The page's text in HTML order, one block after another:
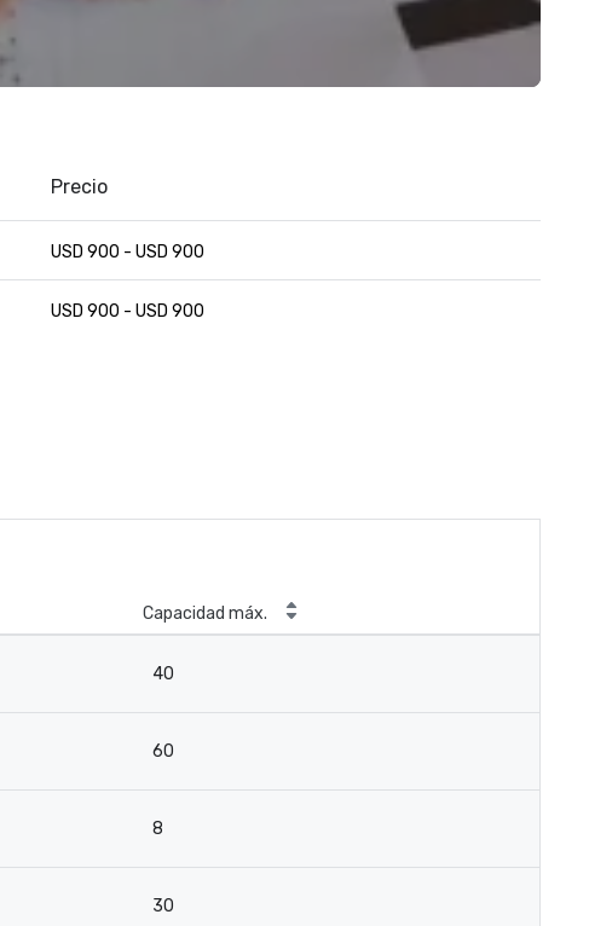
Precio
USD 900 - USD 900
USD 900 - USD 900
Capacidad máx.
40
60
8
30